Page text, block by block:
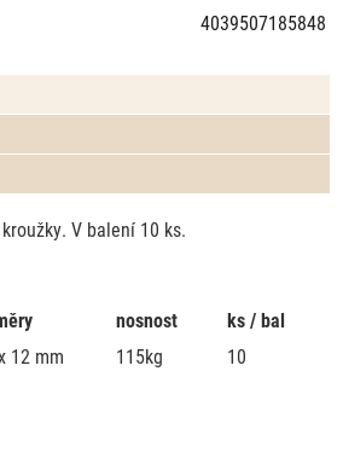
4039507185848
kroužky. V balení 10 ks.
nosnost
ks / bal
12 mm 115kg 10